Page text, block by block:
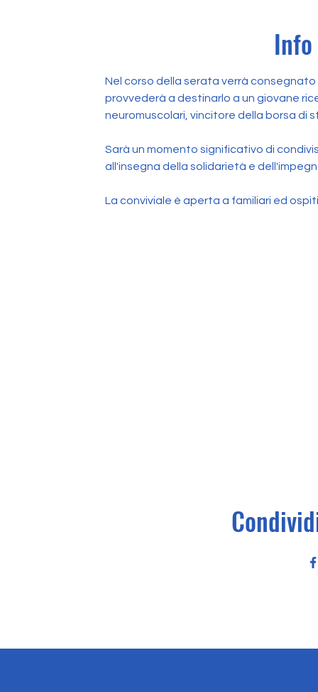
Nel corso della serata verrà consegnato
provvederà a destinarlo a un giovane
neuromuscolari, vincitore della borsa di
Sarà un momento significativo di
all'insegna della solidarietà e
La conviviale è aperta a familiari ed